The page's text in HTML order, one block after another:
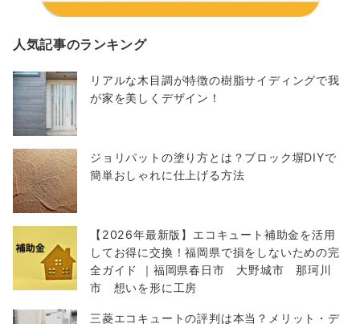
人気記事のランキング
リアルな木目調が特徴の樹脂サイディングで我
が家を美しくデザイン！
ジョリパットの塗り方とは？ブロック塀DIYで
簡単おしゃれに仕上げる方法
【2026年最新版】エコキュート補助金を活用
してお得に交換！福岡県で損をしないための完
全ガイド ｜福岡県春日市 大野城市 那珂川
市 想いを形に工房
三菱エコキュートの評判は本当？メリット・デ